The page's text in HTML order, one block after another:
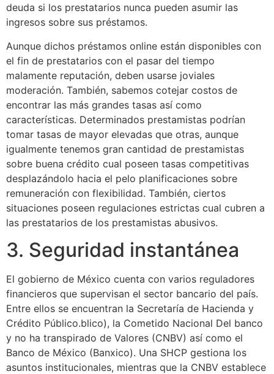
deuda si los prestatarios nunca pueden asumir las
ingresos sobre sus préstamos.
Aunque dichos préstamos online están disponibles con
el fin de prestatarios con el pasar del tiempo
malamente reputación, deben usarse joviales
moderación. También, sabemos cotejar costos de
encontrar las más grandes tasas así­ como
características. Determinados prestamistas podrían
tomar tasas de mayor elevadas que otras, aunque
igualmente tenemos gran cantidad de prestamistas
sobre buena crédito cual poseen tasas competitivas
desplazándolo hacia el pelo planificaciones sobre
remuneración con flexibilidad. También, ciertos
situaciones poseen regulaciones estrictas cual cubren a
las prestatarios de los prestamistas abusivos.
3. Seguridad instantánea
El gobierno de México cuenta con varios reguladores
financieros que supervisan el sector bancario del país.
Entre ellos se encuentran la Secretaría de Hacienda y
Crédito Público.blico), la Cometido Nacional Del banco
y no ha transpirado de Valores (CNBV) así­ como el
Banco de México (Banxico). Una SHCP gestiona los
asuntos institucionales, mientras que la CNBV establece